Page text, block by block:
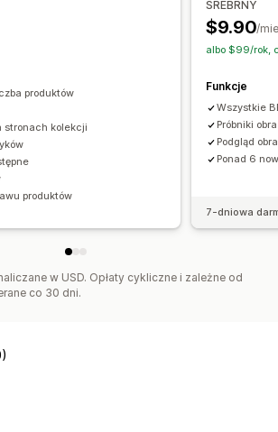
dostępności produktu
Dostępność zapasów
produktów
Rabaty o stałej wartości
produktów
stronach kolekcji
produktów
SREBRNY
$9.90/
albo $99/rok,
Funkcje
Wszystkie
Próbniki
Podgląd
Ponad 6
7-dniowa
w USD. Opłaty cykliczne i zależne od
co 30 dni.